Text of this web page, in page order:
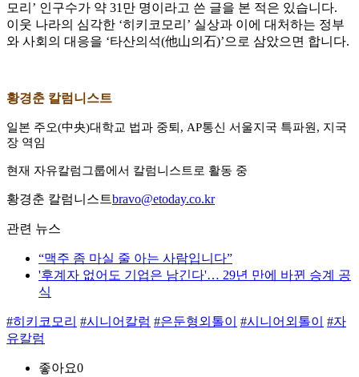
모리’ 인구수가 약 31만 명이라고 쓴 글을 본 적은 있습니다.
이웃 나라의 심각한 ‘히키코모리’ 실상과 이에 대처하는 정부
와 사회의 대응을 ‘타산의석(他山의石)’으로 삼았으면 합니다.
황경춘 칼럼니스트
일본 주오(中央)대학교 법과 중퇴, AP통신 서울지국 특파원, 지국
장 역임
현재 자유칼럼그룹에서 칼럼니스트로 활동 중
황경춘 칼럼니스트bravo@etoday.co.kr
관련 뉴스
“맥주 좀 마실 줄 아는 사람입니다”
'후계자 없어도 기업은 남긴다'… 29년 만에 바뀐 승계 공
식
#히키코모리 #시니어칼럼 #은둔형외톨이 #시니어외톨이
#자
유칼럼
좋아요0